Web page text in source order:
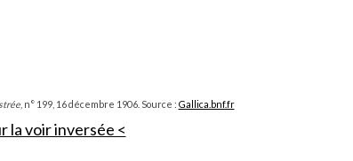
, n° 199, 16 décembre 1906. Source : Gallica.bnf.fr
la voir inversée <